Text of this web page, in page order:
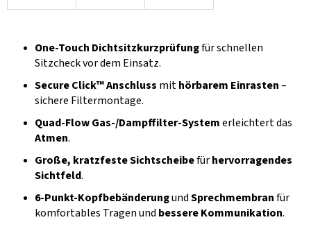
One-Touch Dichtsitzkurzprüfungfür schnellen
Sitzcheck vor dem Einsatz.
Secure Click™ Anschluss mithörbarem Einrasten–
sichere Filtermontage.
Quad-Flow Gas-/Dampffilter-Systemerleichtert das
Atmen.
Große, kratzfeste Sichtscheibefürhervorragendes
Sichtfeld.
6-Punkt-KopfbebänderungundSprechmembranfür
komfortables Tragen und bessere Kommunikation.